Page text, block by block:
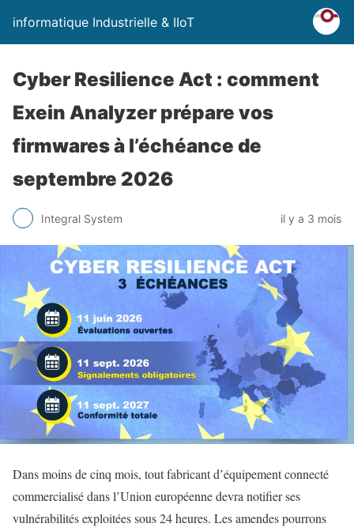
informatique Industrielle & IIoT
Cyber Resilience Act : comment
Exein Analyzer prépare vos
firmwares à l’échéance de
septembre 2026
Integral System il y a 3 mois
Dans moins de cinq mois, tout fabricant d’équipement connecté
commercialisé dans l’Union européenne devra notifier ses
vulnérabilités exploitées sous 24 heures. Les amendes pourrons